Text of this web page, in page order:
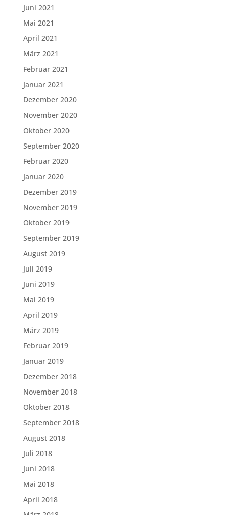
Juni 2021
Mai 2021
April 2021
März 2021
Februar 2021
Januar 2021
Dezember 2020
November 2020
Oktober 2020
September 2020
Februar 2020
Januar 2020
Dezember 2019
November 2019
Oktober 2019
September 2019
August 2019
Juli 2019
Juni 2019
Mai 2019
April 2019
März 2019
Februar 2019
Januar 2019
Dezember 2018
November 2018
Oktober 2018
September 2018
August 2018
Juli 2018
Juni 2018
Mai 2018
April 2018